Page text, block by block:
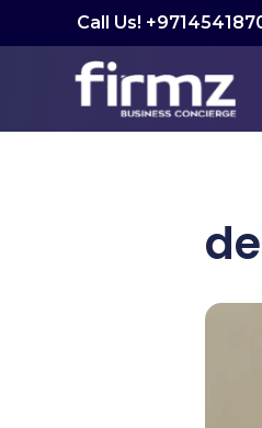
Call Us!